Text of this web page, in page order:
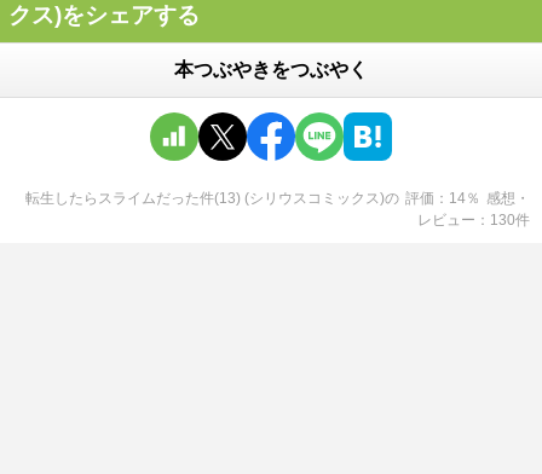
クス)をシェアする
本つぶやきをつぶやく
転生したらスライムだった件(13) (シリウスコミックス)の 評価 14％ 感想・
レビュー
130件